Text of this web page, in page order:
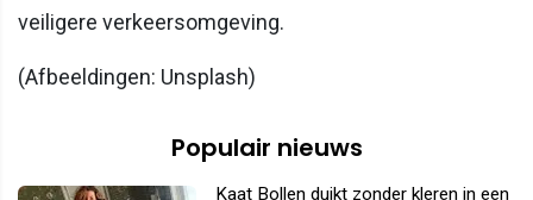
veiligere verkeersomgeving.
(Afbeeldingen: Unsplash)
Populair nieuws
Kaat Bollen duikt zonder kleren in een